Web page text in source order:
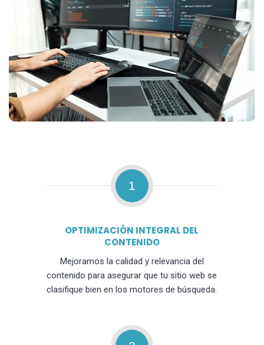
1
OPTIMIZACIÓN INTEGRAL DEL
CONTENIDO
Mejoramos la calidad y relevancia del
contenido para asegurar que tu sitio web se
clasifique bien en los motores de búsqueda.